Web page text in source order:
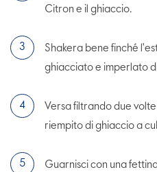
Citron e il ghiaccio.
Shakera bene finché
ghiacciato e imperlato
Versa filtrando due
riempito di ghiaccio a
Guarnisci con una